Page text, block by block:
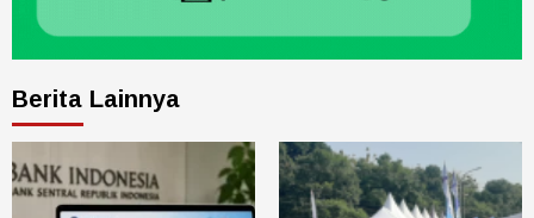
Berita Lainnya